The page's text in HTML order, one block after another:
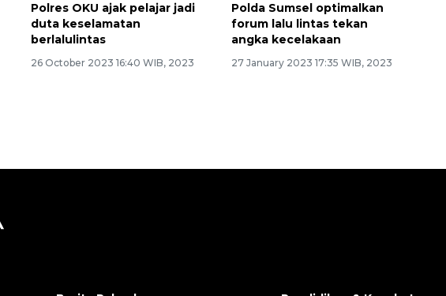
Polres OKU ajak pelajar jadi
duta keselamatan
berlalulintas
26 October 2023 16:40 WIB, 2023
Polda Sumsel optimalkan
forum lalu lintas tekan
angka kecelakaan
27 January 2023 17:35 WIB, 2023